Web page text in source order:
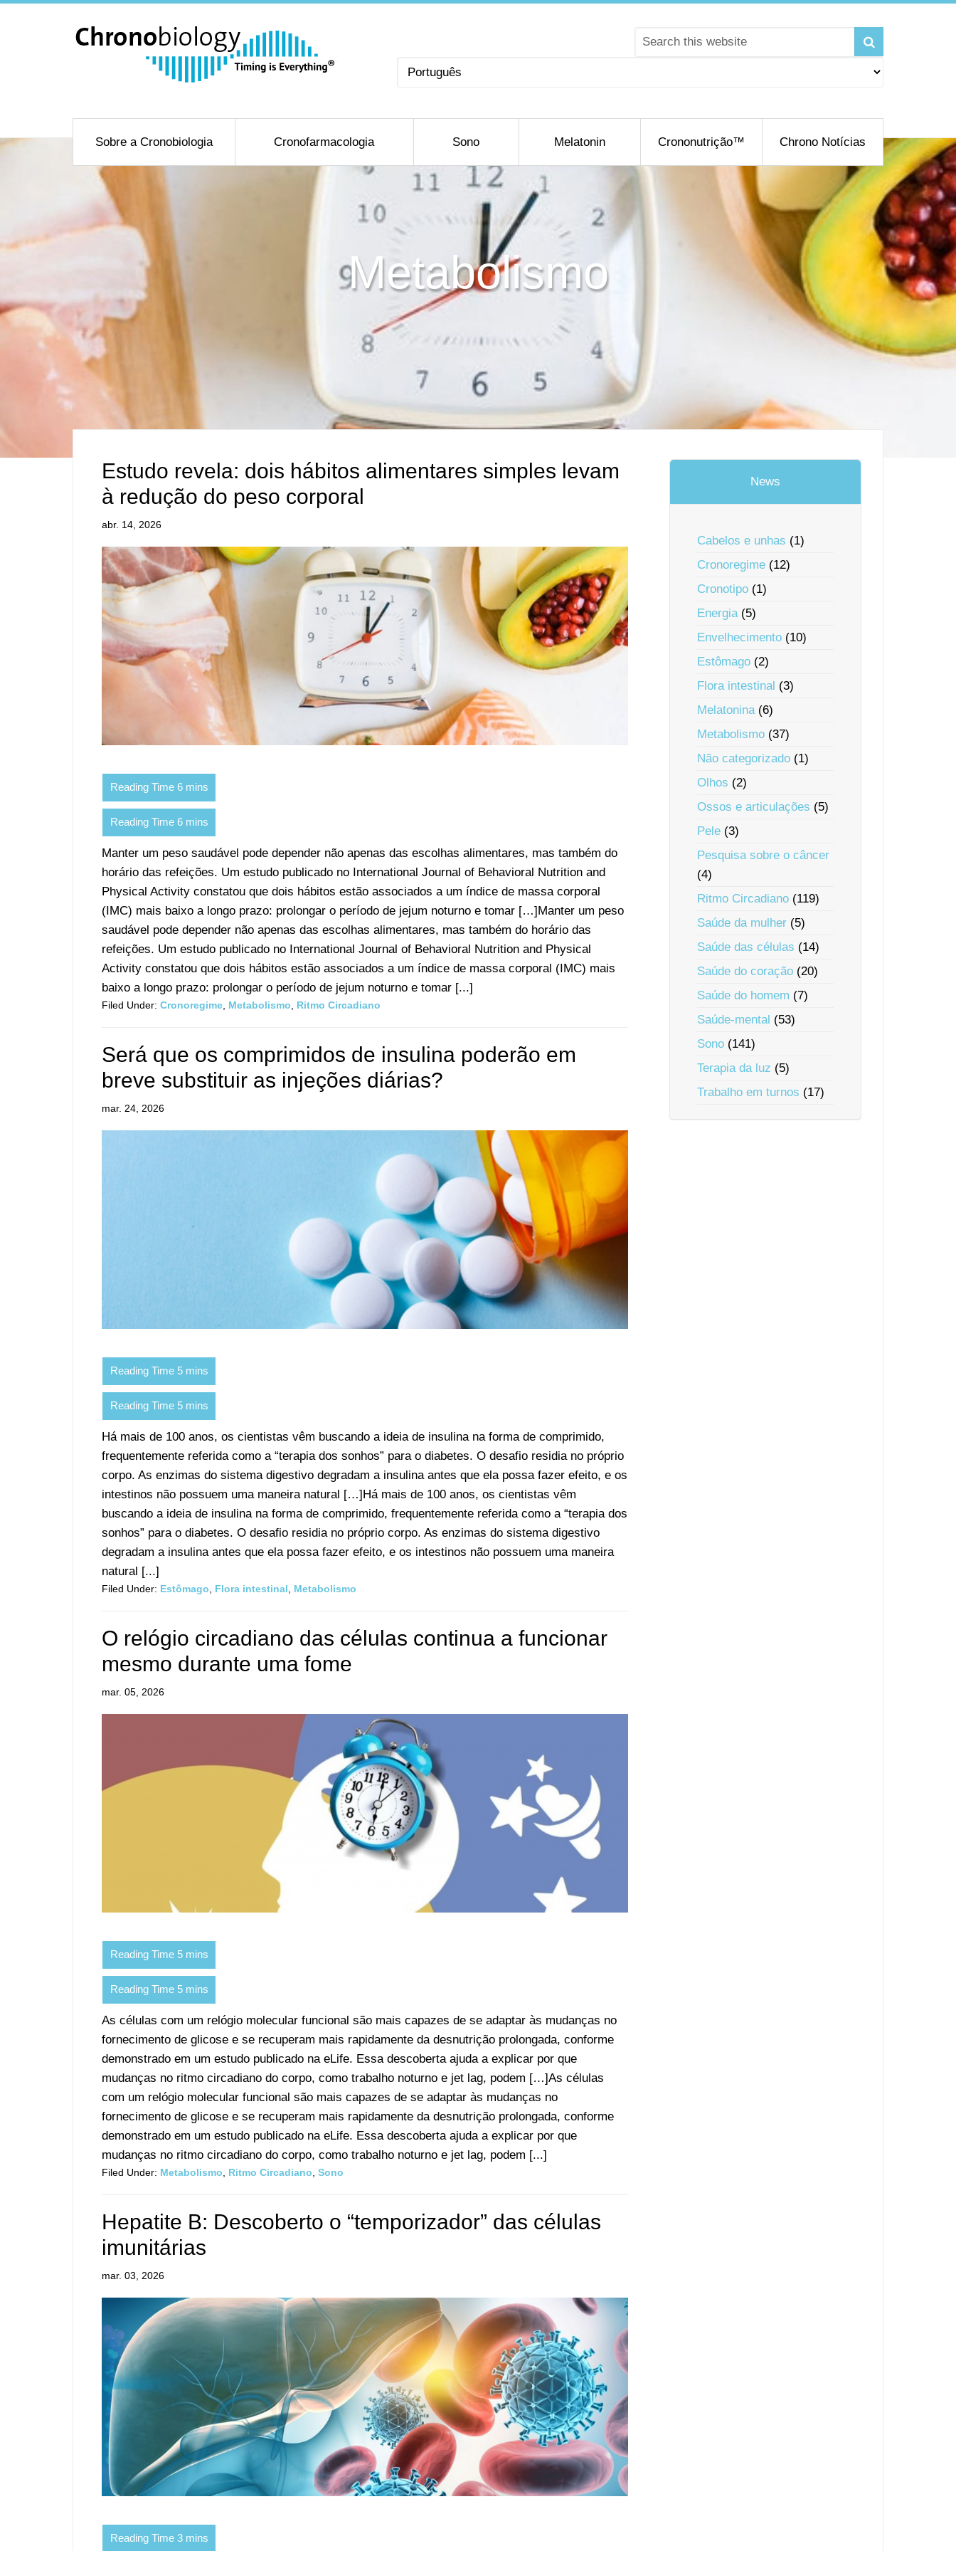
Escolha
Sobre a Cronobiologia Cronofarmacologia Sono Melatonin Crononutrição™ Chrono Notícias
Metabolismo
Estudo revela: dois hábitos alimentares simples levam
à redução do peso corporal
abr. 14, 2026
Manter um peso saudável pode depender não apenas das escolhas alimentares, mas também do
horário das refeições. Um estudo publicado no International Journal of Behavioral Nutrition and
Physical Activity constatou que dois hábitos estão associados a um índice de massa corporal
(IMC) mais baixo a longo prazo: prolongar o período de jejum noturno e tomar […]Manter um peso
saudável pode depender não apenas das escolhas alimentares, mas também do horário das
refeições. Um estudo publicado no International Journal of Behavioral Nutrition and Physical
Activity constatou que dois hábitos estão associados a um índice de massa corporal (IMC) mais
baixo a longo prazo: prolongar o período de jejum noturno e tomar [...]
Filed Under: Cronoregime Metabolismo Ritmo Circadiano
Será que os comprimidos de insulina poderão em
breve substituir as injeções diárias?
mar. 24, 2026
Há mais de 100 anos, os cientistas vêm buscando a ideia de insulina na forma de comprimido,
frequentemente referida como a “terapia dos sonhos” para o diabetes. O desafio residia no próprio
corpo. As enzimas do sistema digestivo degradam a insulina antes que ela possa fazer efeito, e os
intestinos não possuem uma maneira natural […]Há mais de 100 anos, os cientistas vêm
buscando a ideia de insulina na forma de comprimido, frequentemente referida como a “terapia dos
sonhos” para o diabetes. O desafio residia no próprio corpo. As enzimas do sistema digestivo
degradam a insulina antes que ela possa fazer efeito, e os intestinos não possuem uma maneira
natural [...]
Filed Under: Estômago Flora intestinal Metabolismo
O relógio circadiano das células continua a funcionar
mesmo durante uma fome
mar. 05, 2026
As células com um relógio molecular funcional são mais capazes de se adaptar às mudanças no
fornecimento de glicose e se recuperam mais rapidamente da desnutrição prolongada, conforme
demonstrado em um estudo publicado na eLife. Essa descoberta ajuda a explicar por que
mudanças no ritmo circadiano do corpo, como trabalho noturno e jet lag, podem […]As células
com um relógio molecular funcional são mais capazes de se adaptar às mudanças no
fornecimento de glicose e se recuperam mais rapidamente da desnutrição prolongada, conforme
demonstrado em um estudo publicado na eLife. Essa descoberta ajuda a explicar por que
mudanças no ritmo circadiano do corpo, como trabalho noturno e jet lag, podem [...]
Filed Under: Metabolismo Ritmo Circadiano Sono
Hepatite B: Descoberto o “temporizador” das células
imunitárias
mar. 03, 2026
News
Cabelos e unhas (1)
Cronoregime (12)
Cronotipo (1)
Energia(5)
Envelhecimento (10)
Estômago (2)
Flora intestinal (3)
Melatonina(6)
Metabolismo (37)
Não categorizado (1)
Olhos (2)
Ossos e articulações (5)
Pele (3)
Pesquisa sobre o câncer
(4)
Ritmo Circadiano (119)
Saúde da mulher (5)
Saúde das células (14)
Saúde do coração (20)
Saúde do homem (7)
Saúde-mental (53)
Sono (141)
Terapia da luz (5)
Trabalho em turnos (17)